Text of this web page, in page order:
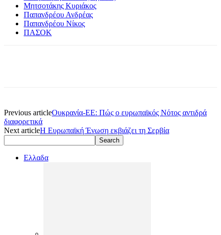
Μητσοτάκης Κυριάκος
Παπανδρέου Ανδρέας
Παπανδρέου Νίκος
ΠΑΣΟΚ
Previous articleΟυκρανία-ΕΕ: Πώς ο ευρωπαϊκός Νότος αντιδρά
διαφορετικά
Next articleΗ Ευρωπαϊκή Ένωση εκβιάζει τη Σερβία
Ελλαδα